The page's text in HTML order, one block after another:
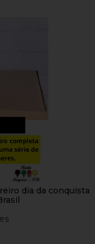
dia da conquista